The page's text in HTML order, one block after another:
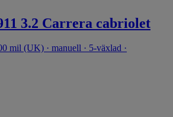
3.2 Carrera cabriolet
mil (UK) · manuell · 5-växlad ·